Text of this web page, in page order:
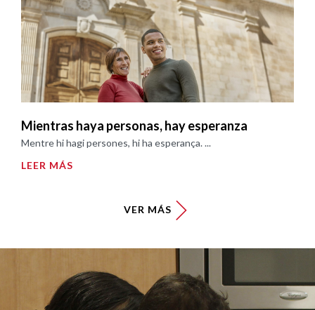
Mientras haya personas, hay esperanza
Mentre hi hagi persones, hi ha esperança. ...
LEER MÁS
VER MÁS